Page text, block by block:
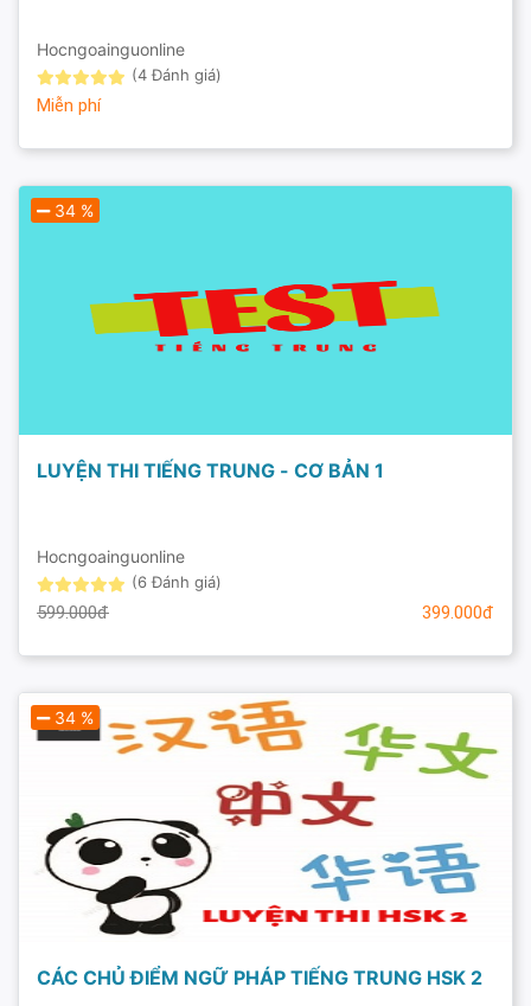
Hocngoainguonline
(4 Đánh giá)
Miễn phí
34 %
LUYỆN THI TIẾNG TRUNG - CƠ BẢN 1
Hocngoainguonline
(6 Đánh giá)
599.000đ 399.000đ
34 %
CÁC CHỦ ĐIỂM NGỮ PHÁP TIẾNG TRUNG HSK 2